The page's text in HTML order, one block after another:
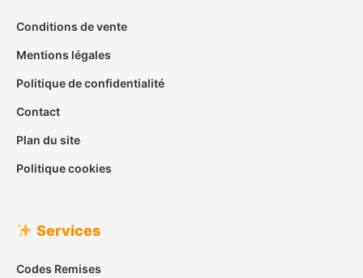
Conditions de vente
Mentions légales
Politique de confidentialité
Contact
Plan du site
Politique cookies
Services
Codes Remises